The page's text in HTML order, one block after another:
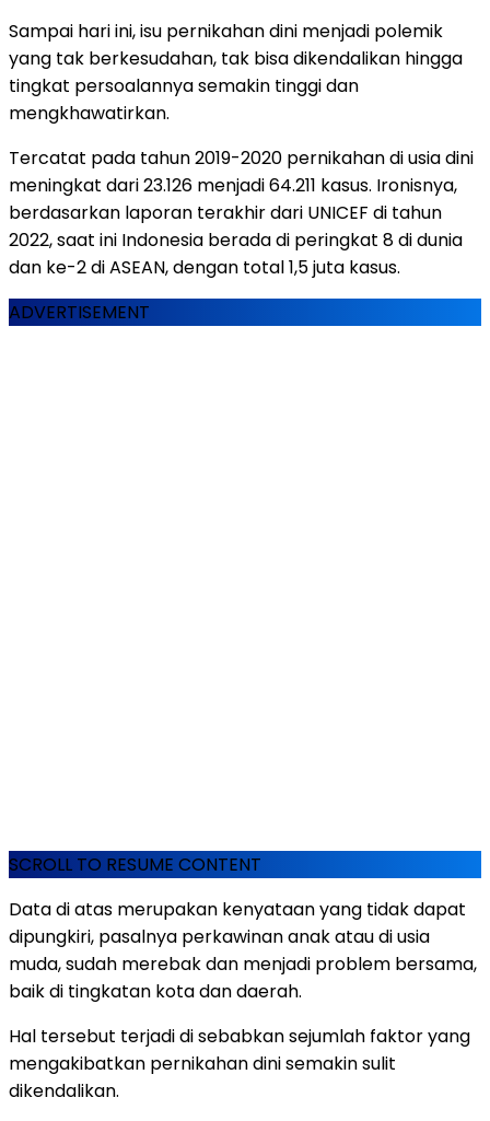
Sampai hari ini, isu pernikahan dini menjadi polemik
yang tak berkesudahan, tak bisa dikendalikan hingga
tingkat persoalannya semakin tinggi dan
mengkhawatirkan.
Tercatat pada tahun 2019-2020 pernikahan di usia dini
meningkat dari 23.126 menjadi 64.211 kasus. Ironisnya,
berdasarkan laporan terakhir dari UNICEF di tahun
2022, saat ini Indonesia berada di peringkat 8 di dunia
dan ke-2 di ASEAN, dengan total 1,5 juta kasus.
ADVERTISEMENT
SCROLL TO RESUME CONTENT
Data di atas merupakan kenyataan yang tidak dapat
dipungkiri, pasalnya perkawinan anak atau di usia
muda, sudah merebak dan menjadi problem bersama,
baik di tingkatan kota dan daerah.
Hal tersebut terjadi di sebabkan sejumlah faktor yang
mengakibatkan pernikahan dini semakin sulit
dikendalikan.